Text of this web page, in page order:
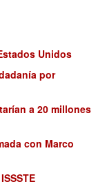
Unidos
por
a 20 millones
con Marco